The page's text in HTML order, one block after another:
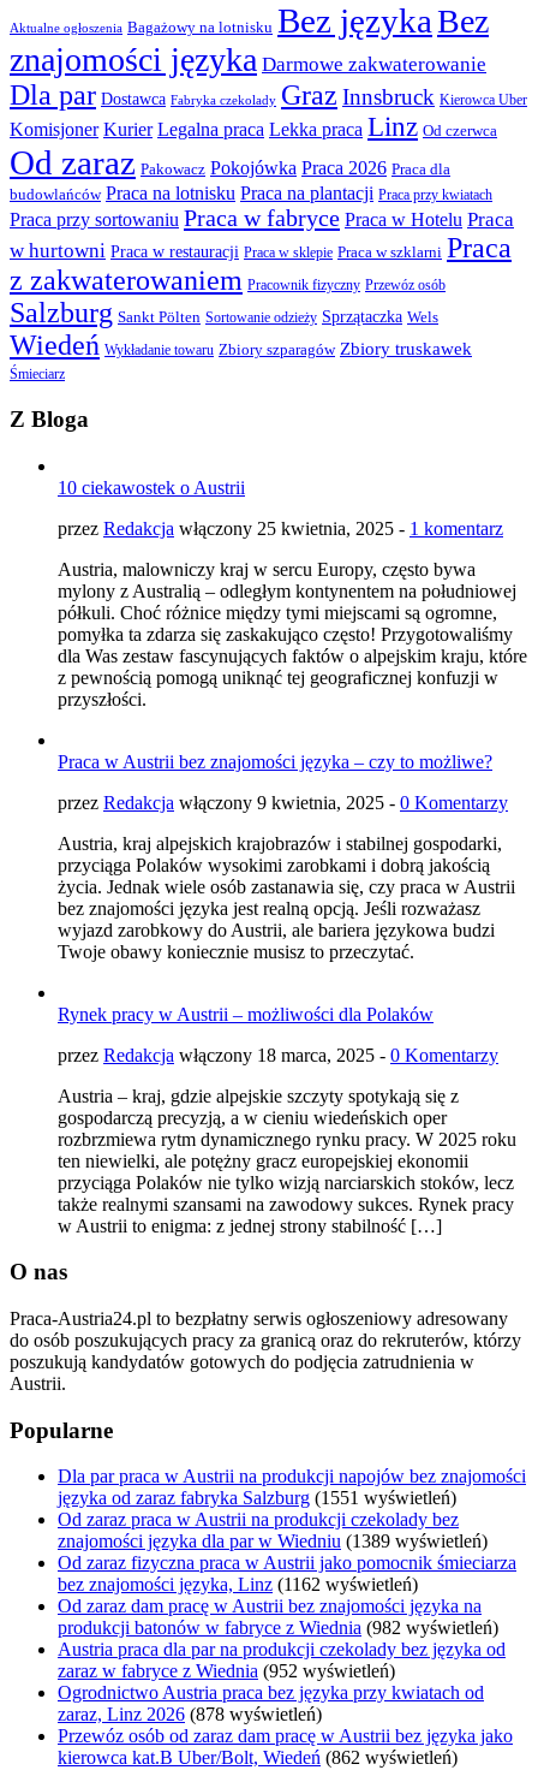
Aktualne ogłoszenia Bagażowy na lotnisku Bez językaBez
znajomości języka Darmowe zakwaterowanie
Dla par Dostawca Fabryka czekolady Graz Innsbruck Kierowca Uber
Komisjoner Kurier Legalna praca Lekka praca Linz Od czerwca
Od zaraz Pakowacz Pokojówka Praca 2026 Praca dla
budowlańców Praca na lotnisku Praca na plantacji Praca przy kwiatach
Praca przy sortowaniu Praca w fabryce Praca w Hotelu Praca
w hurtowni Praca w restauracji Praca w sklepie Praca w szklarni Praca
z zakwaterowaniem Pracownik fizyczny Przewóz osób
Salzburg Sankt Pölten Sortowanie odzieży Sprzątaczka Wels
Wiedeń Wykładanie towaru Zbiory szparagów Zbiory truskawek
Śmieciarz
Z Bloga
10 ciekawostek o Austrii
przez Redakcja włączony 25 kwietnia, 2025 - 1 komentarz
Austria, malowniczy kraj w sercu Europy, często bywa
mylony z Australią – odległym kontynentem na południowej
półkuli. Choć różnice między tymi miejscami są ogromne,
pomyłka ta zdarza się zaskakująco często! Przygotowaliśmy
dla Was zestaw fascynujących faktów o alpejskim kraju, które
z pewnością pomogą uniknąć tej geograficznej konfuzji w
przyszłości.
Praca w Austrii bez znajomości języka – czy to możliwe?
przez Redakcja włączony 9 kwietnia, 2025 - 0 Komentarzy
Austria, kraj alpejskich krajobrazów i stabilnej gospodarki,
przyciąga Polaków wysokimi zarobkami i dobrą jakością
życia. Jednak wiele osób zastanawia się, czy praca w Austrii
bez znajomości języka jest realną opcją. Jeśli rozważasz
wyjazd zarobkowy do Austrii, ale bariera językowa budzi
Twoje obawy koniecznie musisz to przeczytać.
Rynek pracy w Austrii – możliwości dla Polaków
przez Redakcja włączony 18 marca, 2025 - 0 Komentarzy
Austria – kraj, gdzie alpejskie szczyty spotykają się z
gospodarczą precyzją, a w cieniu wiedeńskich oper
rozbrzmiewa rytm dynamicznego rynku pracy. W 2025 roku
ten niewielki, ale potężny gracz europejskiej ekonomii
przyciąga Polaków nie tylko wizją narciarskich stoków, lecz
także realnymi szansami na zawodowy sukces. Rynek pracy
w Austrii to enigma: z jednej strony stabilność […]
O nas
Praca-Austria24.pl to bezpłatny serwis ogłoszeniowy adresowany
do osób poszukujących pracy za granicą oraz do rekruterów, którzy
poszukują kandydatów gotowych do podjęcia zatrudnienia w
Austrii.
Popularne
Dla par praca w Austrii na produkcji napojów bez znajomości
języka od zaraz fabryka Salzburg (1551 wyświetleń)
Od zaraz praca w Austrii na produkcji czekolady bez
znajomości języka dla par w Wiedniu (1389 wyświetleń)
Od zaraz fizyczna praca w Austrii jako pomocnik śmieciarza
bez znajomości języka, Linz (1162 wyświetleń)
Od zaraz dam pracę w Austrii bez znajomości języka na
produkcji batonów w fabryce z Wiednia (982 wyświetleń)
Austria praca dla par na produkcji czekolady bez języka od
zaraz w fabryce z Wiednia (952 wyświetleń)
Ogrodnictwo Austria praca bez języka przy kwiatach od
zaraz, Linz 2026 (878 wyświetleń)
Przewóz osób od zaraz dam pracę w Austrii bez języka jako
kierowca kat.B Uber/Bolt, Wiedeń (862 wyświetleń)